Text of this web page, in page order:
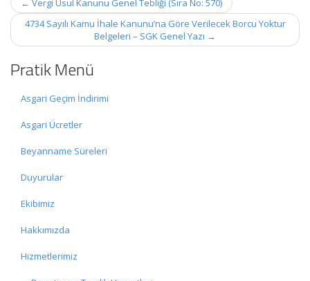
navigation
← Vergi Usul Kanunu Genel Tebliği (Sıra No: 570)
4734 Sayılı Kamu İhale Kanunu’na Göre Verilecek Borcu Yoktur
Belgeleri – SGK Genel Yazı →
Pratik Menü
Asgari Geçim İndirimi
Asgari Ücretler
Beyanname Süreleri
Duyurular
Ekibimiz
Hakkımızda
Hizmetlerimiz